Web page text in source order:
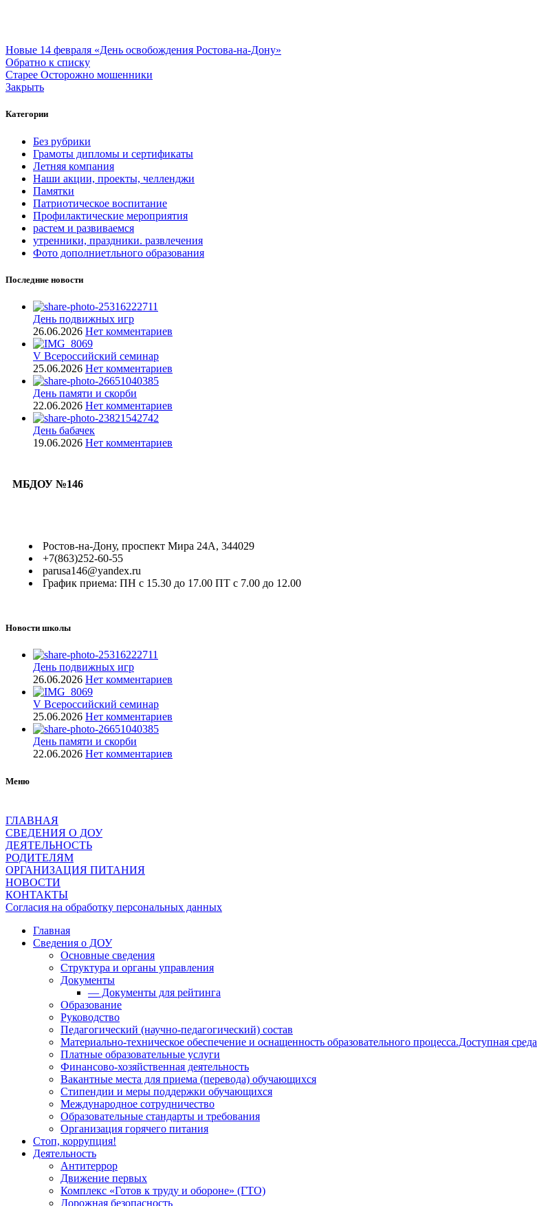
Новые 14 февраля «День освобождения Ростова-на-Дону»
Обратно к списку
Старее Осторожно мошенники
Закрыть
Категории
Без рубрики
Грамоты дипломы и сертификаты
Летняя компания
Наши акции, проекты, челленджи
Памятки
Патриотическое воспитание
Профилактические мероприятия
растем и развиваемся
утренники, праздники. развлечения
Фото дополниетльного образования
Последние новости
День подвижных игр
26.06.2026 Нет комментариев
V Всероссийский семинар
25.06.2026 Нет комментариев
День памяти и скорби
22.06.2026 Нет комментариев
День бабачек
19.06.2026 Нет комментариев
МБДОУ №146
Ростов-на-Дону, проспект Мира 24А, 344029
+7(863)252-60-55
parusa146@yandex.ru
График приема: ПН с 15.30 до 17.00 ПТ с 7.00 до 12.00
Новости школы
День подвижных игр
26.06.2026 Нет комментариев
V Всероссийский семинар
25.06.2026 Нет комментариев
День памяти и скорби
22.06.2026 Нет комментариев
Меню
ГЛАВНАЯ
СВЕДЕНИЯ О ДОУ
ДЕЯТЕЛЬНОСТЬ
РОДИТЕЛЯМ
ОРГАНИЗАЦИЯ ПИТАНИЯ
НОВОСТИ
КОНТАКТЫ
Согласия на обработку персональных данных
Главная
Сведения о ДОУ
Основные сведения
Структура и органы управления
Документы
— Документы для рейтинга
Образование
Руководство
Педагогический (научно-педагогический) состав
Материально-техническое обеспечение и оснащенность образовательного процесса.Доступная среда
Платные образовательные услуги
Финансово-хозяйственная деятельность
Вакантные места для приема (перевода) обучающихся
Стипендии и меры поддержки обучающихся
Международное сотрудничество
Образовательные стандарты и требования
Организация горячего питания
Стоп, коррупция!
Деятельность
Антитеррор
Движение первых
Комплекс «Готов к труду и обороне» (ГТО)
Дорожная безопасность